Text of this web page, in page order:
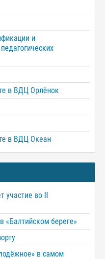
и
в ВДЦ Орлёнок
в ВДЦ Океан
участие во II
«Балтийском береге»
в самом